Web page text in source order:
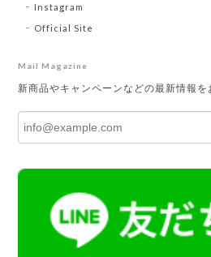
Instagram
Official Site
Mail Magazine
新商品やキャンペーンなどの最新情報を